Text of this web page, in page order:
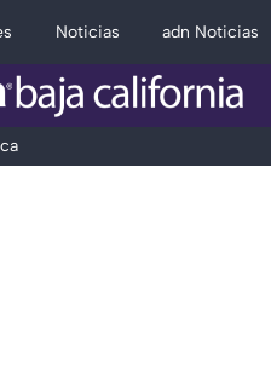
Noticias adn Noticias